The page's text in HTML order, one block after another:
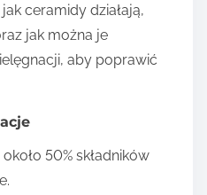
ceramidy działają,
jak można je
aby poprawić
50% składników